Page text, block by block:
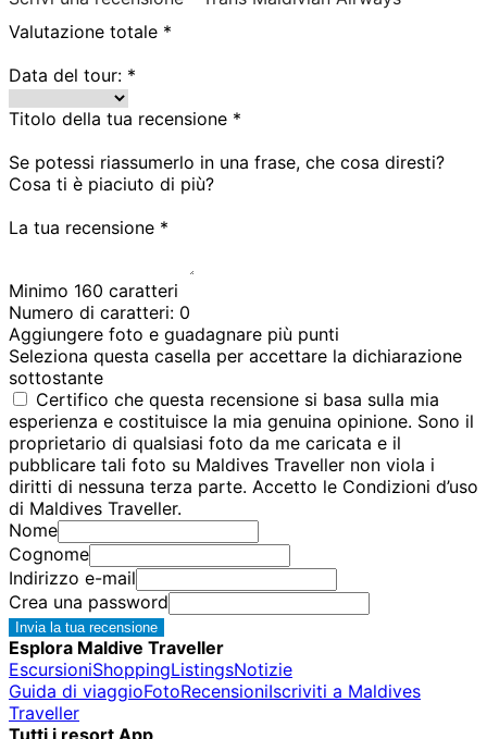
Valutazione totale *
Data del tour: *
Titolo della tua recensione *
Se potessi riassumerlo in una frase, che cosa diresti?
Cosa ti è piaciuto di più?
La tua recensione *
Minimo 160 caratteri
Numero di caratteri: 0
Aggiungere foto e guadagnare più punti
Seleziona questa casella per accettare la dichiarazione
sottostante
Certifico che questa recensione si basa sulla mia
esperienza e costituisce la mia genuina opinione. Sono il
proprietario di qualsiasi foto da me caricata e il
pubblicare tali foto su Maldives Traveller non viola i
diritti di nessuna terza parte. Accetto le Condizioni d’uso
di Maldives Traveller.
Nome
Cognome
Indirizzo e-mail
Crea una password
Invia la tua recensione
Esplora Maldive Traveller
EscursioniShoppingListingsNotizie
Guida di viaggioFotoRecensioniIscriviti a Maldives
Traveller